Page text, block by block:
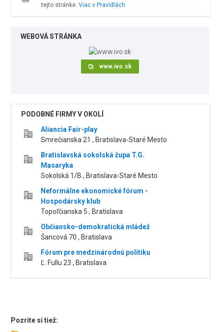
tejto stránke. Viac v Pravidlách
WEBOVÁ STRÁNKA
www.ivo.sk
PODOBNÉ FIRMY V OKOLÍ
Aliancia Fair-play
Smrečianska 21 , Bratislava-Staré Mesto
Bratislavská sokolská župa T.G.
Masaryka
Sokolská 1/B , Bratislava-Staré Mesto
Neformálne ekonomické fórum -
Hospodársky klub
Topoľčianska 5 , Bratislava
Občiansko-demokratická mládež
Šancová 70 , Bratislava
Fórum pre medzinárodnú politiku
Ľ. Fullu 23 , Bratislava
Pozrite si tiež: